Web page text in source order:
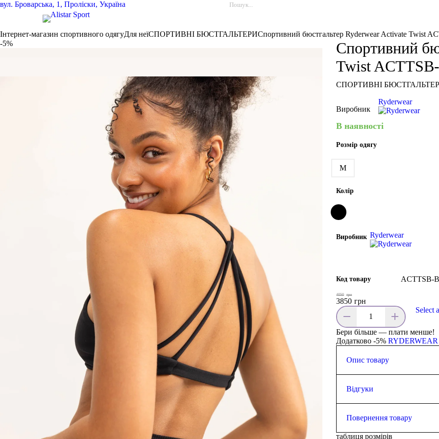
вул. Броварська, 1, Проліски, Україна
Інтернет-магазин спортивного одягуДля неїСПОРТИВНІ БЮСТГАЛЬТЕРИСпортивний бюстгальтер Ryderwear Activate Twist
-5%
Спортивний
Twist
СПОРТИВНІ
Виробник
Ryderwear
В наявності
Розмір одягу
M
Колір
Виробник Ryderwear
Код товару ACTTSB-
грн
3850
грн
4050
Select
Бери більше — плати менше!
Додатково -5%RYDERWEAR
Опис товару
становить 80 см, а її талія 61
Відкрита спина з
Знімна підкладка
Виготовлений з тканини,
Відгуки
0.0
Повернення товару
Повернути товар у магазин
таблиця розмірів